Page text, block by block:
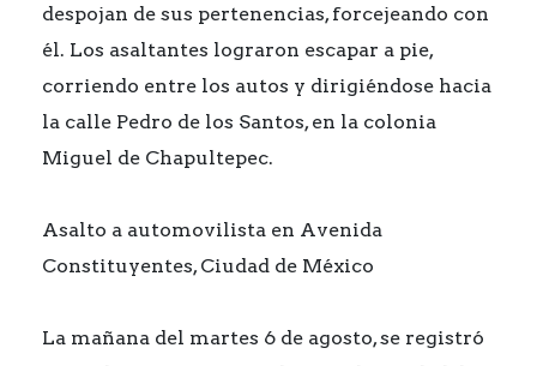
despojan de sus pertenencias, forcejeando con
él. Los asaltantes lograron escapar a pie,
corriendo entre los autos y dirigiéndose hacia
la calle Pedro de los Santos, en la colonia
Miguel de Chapultepec.
Asalto a automovilista en Avenida
Constituyentes, Ciudad de México
La mañana del martes 6 de agosto, se registró